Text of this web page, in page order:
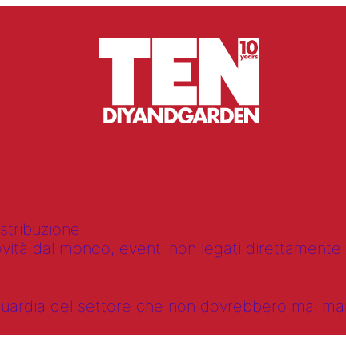
dal mondo, eventi non legati
del settore che non dovrebbero mai